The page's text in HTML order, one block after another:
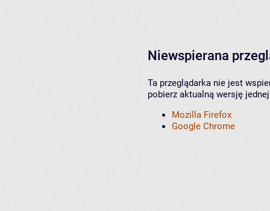
Niewspierana
Ta przeglądarka nie jest
pobierz aktualną wersję
Mozilla Firefox
Google Chrome